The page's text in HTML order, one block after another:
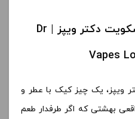
جویس چیز کیک بیسکویت دکتر ویپز | Dr
Vapes
ویپز، یک چیز کیک با عطر و
بهشتی که اگر طرفدار طعم